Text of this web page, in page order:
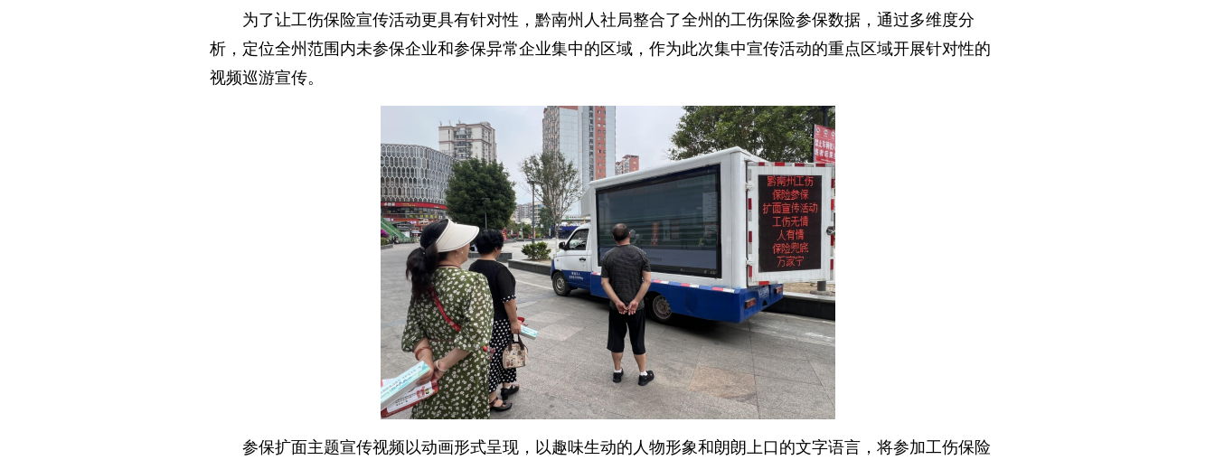
为了让工伤保险宣传活动更具有针对性，黔南州人社局整合了全州的工伤保险参保数据，通过多维度分
析，定位全州范围内未参保企业和参保异常企业集中的区域，作为此次集中宣传活动的重点区域开展针对性的
视频巡游宣传。
参保扩面主题宣传视频以动画形式呈现，以趣味生动的人物形象和朗朗上口的文字语言，将参加工伤保险